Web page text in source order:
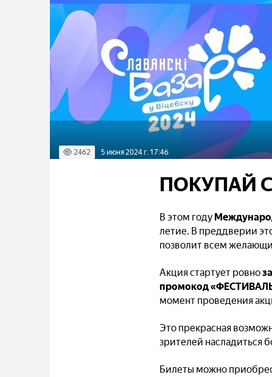
2462 5 июня 2024 г. 17:46
ПОКУПАЙ
В этом году
летие. В преддверии
позволит всем
Акция стартует ровно
промокод
момент проведения
Это прекрасная
зрителей насладиться
Билеты можно